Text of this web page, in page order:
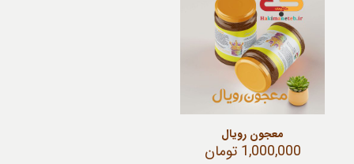
معجون رویال
1,000,000 تومان